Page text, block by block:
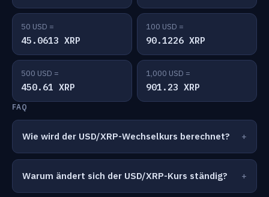
50 USD =
45.0613 XRP
100 USD =
90.1226 XRP
500 USD =
450.61 XRP
1,000 USD =
901.23 XRP
FAQ
Wie wird der USD/XRP-Wechselkurs berechnet?
Warum ändert sich der USD/XRP-Kurs ständig?